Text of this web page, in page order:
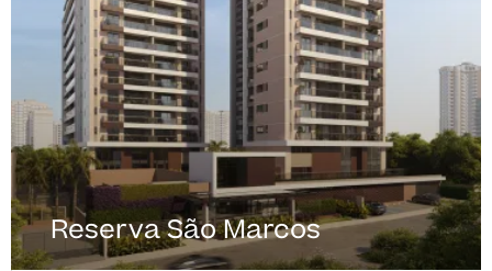
Reserva São Marcos